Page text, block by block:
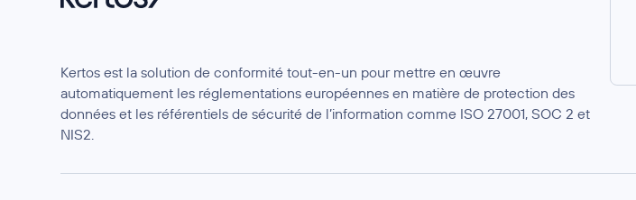
Kertos est la solution de conformité tout-en-un pour mettre en œuvre
automatiquement les réglementations européennes en matière de protection des
données et les référentiels de sécurité de l’information comme ISO 27001, SOC 2 et
NIS2.